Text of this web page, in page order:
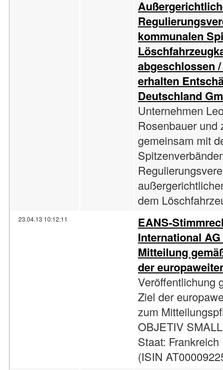
kommunalen
abgeschlossen
erhalten
Deutschland
Unternehmen
Rosenbauer und
gemeinsam mit
dem
23.04.13 10:12:11
EANS-
International
Mitteilung
der
Veröffentlichung
Ziel der
zum
OBJETIV
Staat:
(ISIN